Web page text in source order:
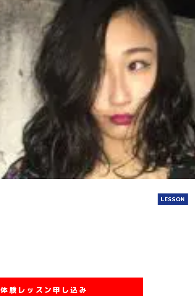
体験レッスン申し込み
LESSON